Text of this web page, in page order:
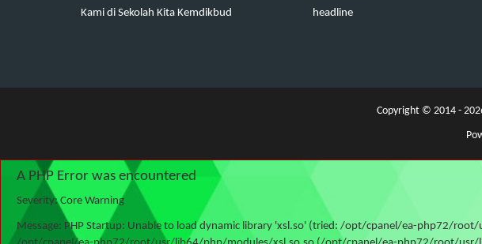
Kami di Sekolah Kita Kemdikbud
headline
Copyright © 2014 -
A PHP Error was encountered
Severity: Core Warning
Message: PHP Startup: Unable to load dynamic library 'xsl.so' (tried: /opt/cpanel/ea-php72/